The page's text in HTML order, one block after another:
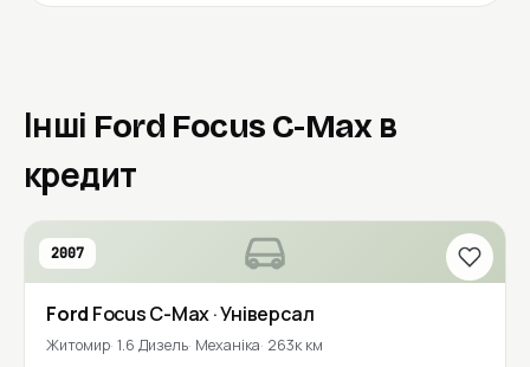
Інші Ford Focus C-Max в
кредит
2007
Ford Focus C-Max· Універсал
Житомир 1.6 Дизель Механіка 263к км